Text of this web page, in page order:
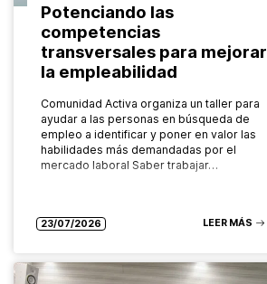
Potenciando las
competencias
transversales para mejorar
la empleabilidad
Comunidad Activa organiza un taller para
ayudar a las personas en búsqueda de
empleo a identificar y poner en valor las
habilidades más demandadas por el
mercado laboral Saber trabajar…
23/07/2026 LEER MÁS